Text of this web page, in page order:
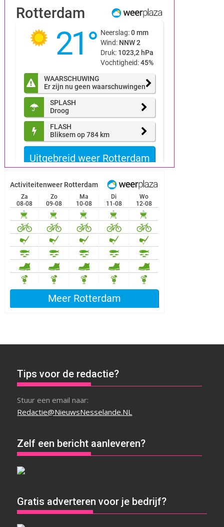
Tips voor de redactie?
Stuur een email naar:
Redactie@NieuwsNesselande.NL
Zelf een bericht aanleveren?
Gratis adverteren voor je bedrijf?